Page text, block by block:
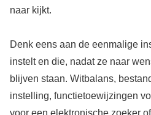
naar kijkt.
Denk eens aan de eenmalige
instelt en die, nadat ze naar
blijven staan. Witbalans,
instelling, functietoewijzingen